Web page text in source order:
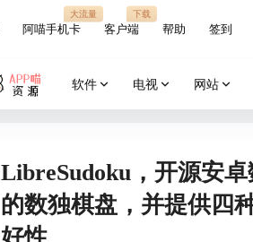
阿喵手机卡
大流量
客户端
下载
帮助 签到
软件 电视 网站
LibreSudoku，开源安
的数独棋盘，并提供四